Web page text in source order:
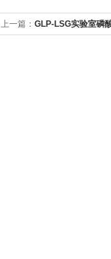
上一篇： GLP-LSG实验室磷